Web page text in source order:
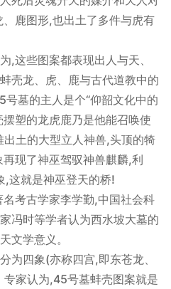
鹿图形,也出土了多件与虎有
些图案都表现出人与天、
壳龙、虎、鹿与古代道教中的
墓的主人是个“仰韶文化中的
塑的龙虎鹿乃是他能召唤使
出土的大型立人神兽,头顶的犄
现了神巫驾驭神兽麒麟,利
,这就是神巫登天的桥!
考古学家李学勤,中国社会科
冯时等学者认为西水坡大墓的
文学意义。
四象(亦称四宫,即东苍龙、
家认为,45号墓蚌壳图案就是